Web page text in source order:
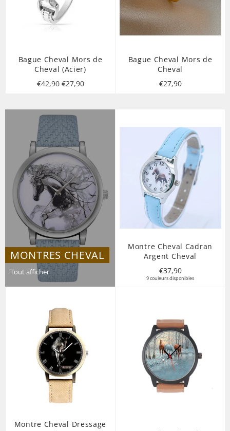
Bague Cheval Mors de
Cheval (Acier)
Prix
€42,90 Prix
€27,90
Bague Cheval Mors de
Cheval
Prix
€27,90
MONTRES CHEVAL
Tout afficher
Montre Cheval Cadran
Argent Cheval
Prix
régulier
€37,90
9 couleurs disponibles
Montre Cheval Dressage